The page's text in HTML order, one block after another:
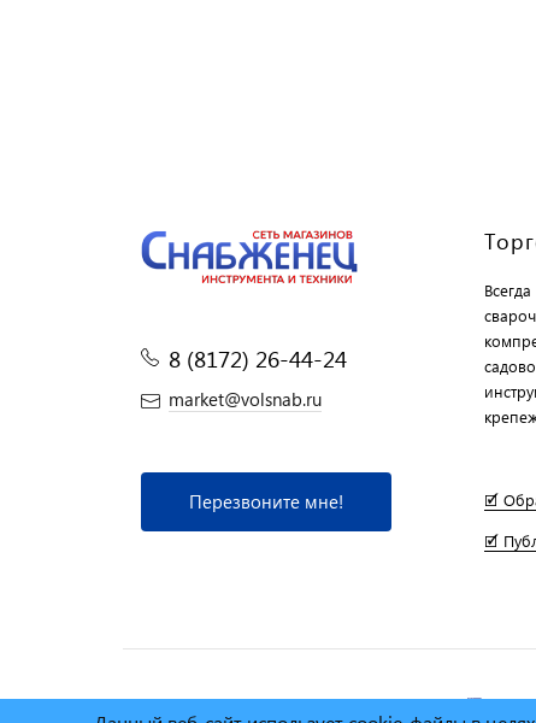
8 (8172) 26-44-24
market@volsnab.ru
Перезвоните мне!
🗹
🗹
© Сеть магазинов инструмента и техники